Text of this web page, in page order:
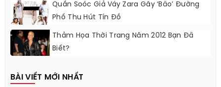
Quần Soóc Giả Váy Zara Gây ‘bão’ Đường
Phố Thu Hút Tín Đồ
Thảm Họa Thời Trang Năm 2012 Bạn Đã
Biết?
BÀI VIẾT MỚI NHẤT